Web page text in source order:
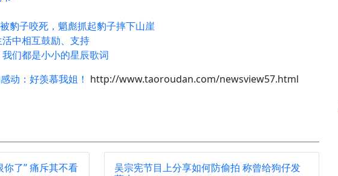
豹子咬死，​魈彪抓起豹子摔下山崖
中相互鼓励、支持
们都是小小的星辰歌词
动：好羡慕我姐！ http://www.taoroudan.com/newsview57.html
了” 痛斥其不看
吴宗宪节目上分享如何防偷拍 称曾给狗仔发